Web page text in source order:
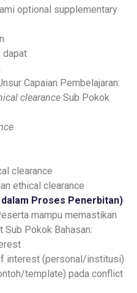
optional supplementary
dapat
Capaian Pembelajaran:
clearance Sub Pokok
clearance
ethical clearance
Proses Penerbitan)
mampu memastikan
Sub Pokok Bahasan:
interest (personal/institusi)
template) pada conflict